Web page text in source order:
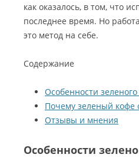
как оказалось, в том, что
последнее время. Но
это метод на себе.
Содержание
Особенности
Почему зеленый кофе
Отзывы и мнения
Особенности